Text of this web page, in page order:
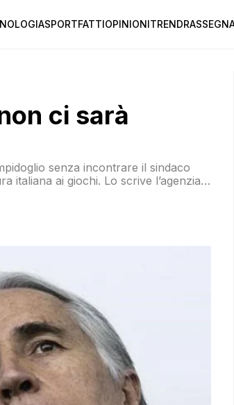
SPORTFATTIOPINIONITREND
ci sarà
senza incontrare il sindaco
italiana ai giochi. Lo scrive l’agenzia